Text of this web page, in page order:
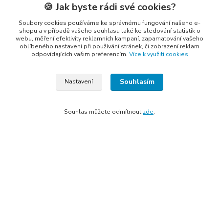
Kontakty
🍪 Jak byste rádi své cookies?
Soubory cookies používáme ke správnému fungování našeho e-
shopu a v případě vašeho souhlasu také ke sledování statistik o
webu, měření efektivity reklamních kampaní, zapamatování vašeho
oblíbeného nastavení při používání stránek, či zobrazení reklam
odpovídajících vašim preferencím. Více k využití cookies
Nastavení Souhlasím
Souhlas můžete odmítnout zde.